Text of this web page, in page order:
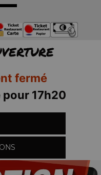
fermé
17h20